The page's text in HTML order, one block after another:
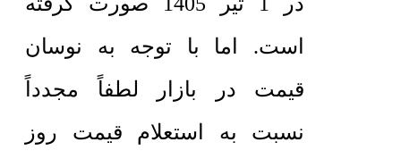
است. اما با توجه به نوسان
قیمت در بازار لطفاً مجدداً
نسبت به استعلام قیمت روز